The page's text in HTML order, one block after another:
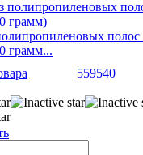
полос
грамм...
559540